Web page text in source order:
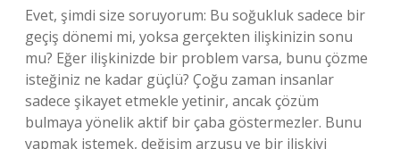
Evet, şimdi size soruyorum: Bu soğukluk sadece bir
geçiş dönemi mi, yoksa gerçekten ilişkinizin sonu
mu? Eğer ilişkinizde bir problem varsa, bunu çözme
isteğiniz ne kadar güçlü? Çoğu zaman insanlar
sadece şikayet etmekle yetinir, ancak çözüm
bulmaya yönelik aktif bir çaba göstermezler. Bunu
yapmak istemek, değişim arzusu ve bir ilişkiyi